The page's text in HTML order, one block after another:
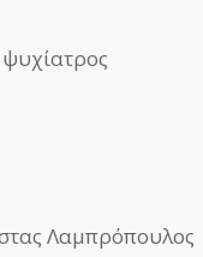
Λαμπρόπουλος